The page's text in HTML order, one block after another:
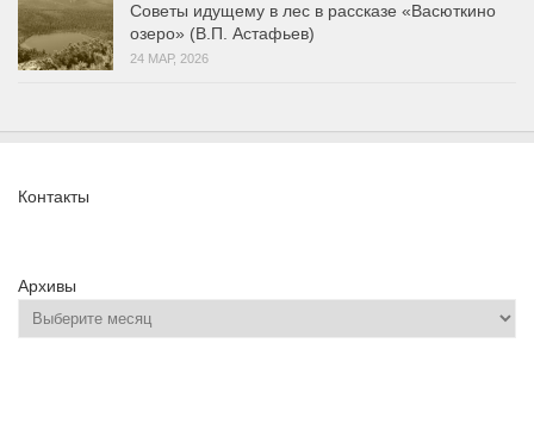
Советы идущему в лес в рассказе «Васюткино
озеро» (В.П. Астафьев)
24 МАР, 2026
Контакты
Архивы